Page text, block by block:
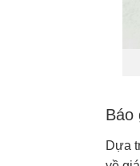
Báo
Dựa